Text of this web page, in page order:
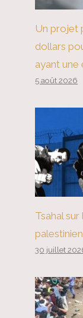
Un projet
dollars
ayant une
5 août 2026
Tsahal
30 juillet